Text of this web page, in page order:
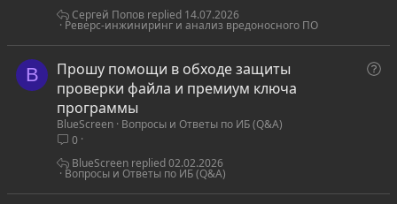
Реверс-инжиниринг и анализ вредоносного ПО
14.07.2026
Сергей Попов
B
В
Прошу помощи в обходе защиты
проверки файла и премиум ключа
программы
BlueScreen Вопросы и Ответы по ИБ (Q&A)
0
Вопросы и Ответы по ИБ (Q&A)
02.02.2026
BlueScreen